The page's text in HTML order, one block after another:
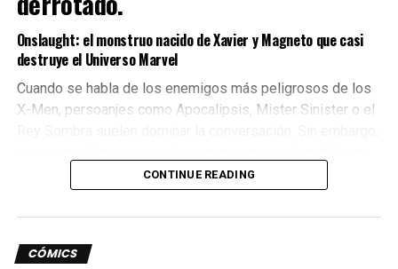
Onslaught: el monstruo nacido de Xavier y Magneto que casi
destruye el Universo Marvel
Cuando se habla de los enemigos más peligrosos de los
X-Men, persoanjes como Apocalipsis, Mister Sinister o el
solo a los mutantes, sino también a prácticamente todos
los héroes de Marvel.
dos de las mentes más poderosas del planeta:
CONTINUE READING
CÓMICS